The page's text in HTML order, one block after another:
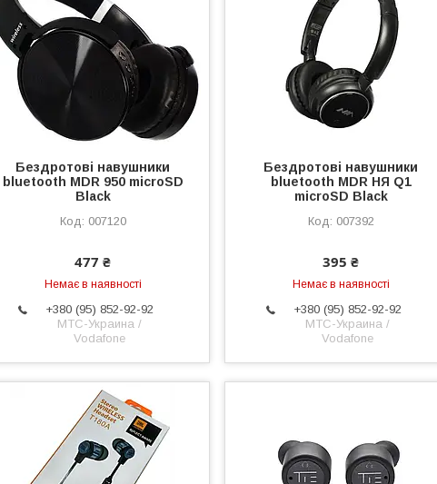
Бездротові навушники
bluetooth MDR 950 microSD
Black
007120
477 ₴
Немає в наявності
+380 (95) 852-92-92
МТС-Украина /
Vodafone
Бездротові навушники
bluetooth MDR НЯ Q1
microSD Black
007392
395 ₴
Немає в наявності
+380 (95) 852-92-92
МТС-Украина /
Vodafone